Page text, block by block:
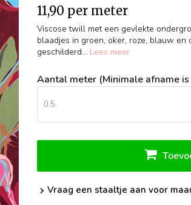
11,90 per meter
Viscose twill met een gevlekte
blaadjes in groen, oker, roze, blauw
geschilderd... Lees meer
Aantal meter (Minimale afname
Vraag een staaltje aan voor